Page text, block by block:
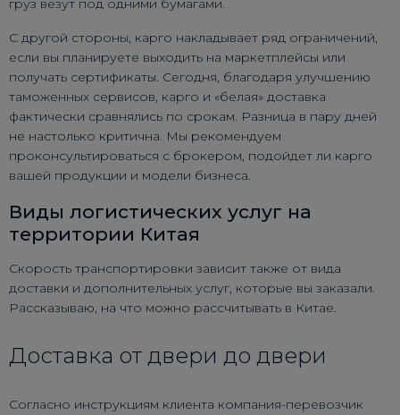
груз везут под одними бумагами.
С другой стороны, карго накладывает ряд ограничений,
если вы планируете выходить на маркетплейсы или
получать сертификаты. Сегодня, благодаря улучшению
таможенных сервисов, карго и «белая» доставка
фактически сравнялись по срокам. Разница в пару дней
не настолько критична. Мы рекомендуем
проконсультироваться с брокером, подойдет ли карго
вашей продукции и модели бизнеса.
Виды логистических услуг на
территории Китая
Скорость транспортировки зависит также от вида
доставки и дополнительных услуг, которые вы заказали.
Рассказываю, на что можно рассчитывать в Китае.
Доставка от двери до двери
Согласно инструкциям клиента компания-перевозчик